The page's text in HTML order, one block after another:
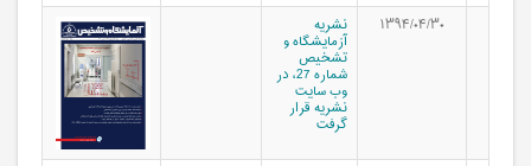
۱۳۹۴/۰۴/۳۰
نشریه
آزمایشگاه و
تشخیص
شماره 27، در
وب سایت
نشریه قرار
گرفت